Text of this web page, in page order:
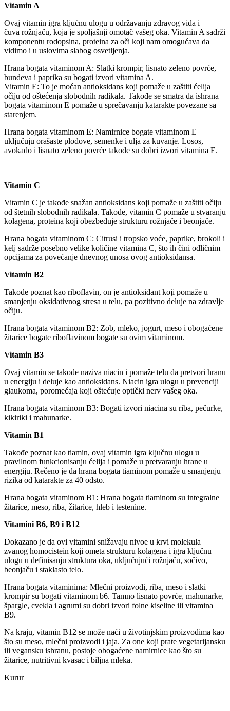
Vitamin A
Ovaj vitamin igra ključnu ulogu u održavanju zdravog vida i
čuva rožnjaču, koja je spoljašnji omotač vašeg oka. Vitamin A sadrži
komponentu rodopsina, proteina za oči koji nam omogućava da
vidimo i u uslovima slabog osvetljenja.
Hrana bogata vitaminom A: Slatki krompir, lisnato zeleno povrće,
bundeva i paprika su bogati izvori vitamina A.
Vitamin E: To je moćan antioksidans koji pomaže u zaštiti ćelija
očiju od oštećenja slobodnih radikala. Takođe se smatra da ishrana
bogata vitaminom E pomaže u sprečavanju katarakte povezane sa
starenjem.
Hrana bogata vitaminom E: Namirnice bogate vitaminom E
uključuju orašaste plodove, semenke i ulja za kuvanje. Losos,
avokado i lisnato zeleno povrće takođe su dobri izvori vitamina E.
Vitamin C
Vitamin C je takođe snažan antioksidans koji pomaže u zaštiti očiju
od štetnih slobodnih radikala. Takođe, vitamin C pomaže u stvaranju
kolagena, proteina koji obezbeđuje strukturu rožnjače i beonjače.
Hrana bogata vitaminom C: Citrusi i tropsko voće, paprike, brokoli i
kelj sadrže posebno velike količine vitamina C, što ih čini odličnim
opcijama za povećanje dnevnog unosa ovog antioksidansa.
Vitamin B2
Takođe poznat kao riboflavin, on je antioksidant koji pomaže u
smanjenju oksidativnog stresa u telu, pa pozitivno deluje na zdravlje
očiju.
Hrana bogata vitaminom B2: Zob, mleko, jogurt, meso i obogaćene
žitarice bogate riboflavinom bogate su ovim vitaminom.
Vitamin B3
Ovaj vitamin se takođe naziva niacin i pomaže telu da pretvori hranu
u energiju i deluje kao antioksidans. Niacin igra ulogu u prevenciji
glaukoma, poromećaja koji oštećuje optički nerv vašeg oka.
Hrana bogata vitaminom B3: Bogati izvori niacina su riba, pečurke,
kikiriki i mahunarke.
Vitamin B1
Takođe poznat kao tiamin, ovaj vitamin igra ključnu ulogu u
pravilnom funkcionisanju ćelija i pomaže u pretvaranju hrane u
energiju. Rečeno je da hrana bogata tiaminom pomaže u smanjenju
rizika od katarakte za 40 odsto.
Hrana bogata vitaminom B1: Hrana bogata tiaminom su integralne
žitarice, meso, riba, žitarice, hleb i testenine.
Vitamini B6, B9 i B12
Dokazano je da ovi vitamini snižavaju nivoe u krvi molekula
zvanog homocistein koji ometa strukturu kolagena i igra ključnu
ulogu u definisanju struktura oka, uključujući rožnjaču, sočivo,
beonjaču i staklasto telo.
Hrana bogata vitaminima: Mlečni proizvodi, riba, meso i slatki
krompir su bogati vitaminom b6. Tamno lisnato povrće, mahunarke,
špargle, cvekla i agrumi su dobri izvori folne kiseline ili vitamina
B9.
Na kraju, vitamin B12 se može naći u životinjskim proizvodima kao
što su meso, mlečni proizvodi i jaja. Za one koji prate vegetarijansku
ili vegansku ishranu, postoje obogaćene namirnice kao što su
žitarice, nutritivni kvasac i biljna mleka.
Kurur